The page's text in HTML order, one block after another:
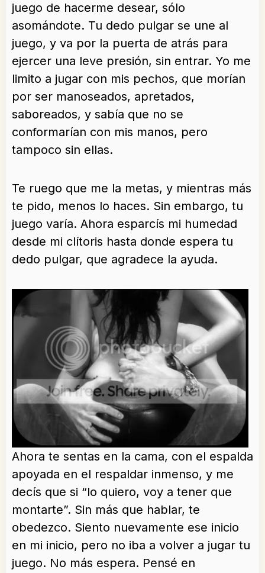
juego de hacerme desear, sólo
asomándote. Tu dedo pulgar se une al
juego, y va por la puerta de atrás para
ejercer una leve presión, sin entrar. Yo me
limito a jugar con mis pechos, que morían
por ser manoseados, apretados,
saboreados, y sabía que no se
conformarían con mis manos, pero
tampoco sin ellas.
Te ruego que me la metas, y mientras más
te pido, menos lo haces. Sin embargo, tu
juego varía. Ahora esparcís mi humedad
desde mi clítoris hasta donde espera tu
dedo pulgar, que agradece la ayuda.
Ahora te sentas en la cama, con el espalda
apoyada en el respaldar inmenso, y me
decís que si “lo quiero, voy a tener que
montarte”. Sin más que hablar, te
obedezco. Siento nuevamente ese inicio
en mi inicio, pero no iba a volver a jugar tu
juego. No más espera. Pensé en